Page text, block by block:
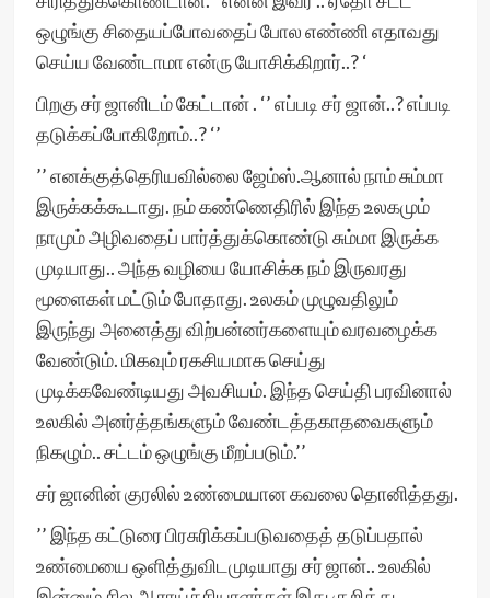
ஒழுங்கு சிதையப்போவதைப் போல எண்ணி எதாவது
செய்ய வேண்டாமா என்ரு யோசிக்கிறார்..? ‘
பிறகு சர் ஜானிடம் கேட்டான் . ‘’ எப்படி சர் ஜான்..? எப்படி
தடுக்கப்போகிறோம்..? ‘’
’’ எனக்குத்தெரியவில்லை ஜேம்ஸ்.ஆனால் நாம் சும்மா
இருக்கக்கூடாது. நம் கண்ணெதிரில் இந்த உலகமும்
நாமும் அழிவதைப் பார்த்துக்கொண்டு சும்மா இருக்க
முடியாது.. அந்த வழியை யோசிக்க நம் இருவரது
மூளைகள் மட்டும் போதாது. உலகம் முழுவதிலும்
இருந்து அனைத்து விற்பன்னர்களையும் வரவழைக்க
வேண்டும். மிகவும் ரகசியமாக செய்து
முடிக்கவேண்டியது அவசியம். இந்த செய்தி பரவினால்
உலகில் அனர்த்தங்களும் வேண்டத்தகாதவைகளும்
நிகழும்.. சட்டம் ஒழுங்கு மீறப்படும்.’’
சர் ஜானின் குரலில் உண்மையான கவலை தொனித்தது.
’’ இந்த கட்டுரை பிரசுரிக்கப்படுவதைத் தடுப்பதால்
உண்மையை ஒளித்துவிடமுடியாது சர் ஜான்.. உலகில்